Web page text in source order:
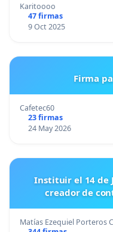
Karitoooo
47 firmas
9 Oct 2025
Firma
Cafetec60
23 firmas
24 May 2026
Instituir el 14 de
creador de
Matías Ezequiel Porteros